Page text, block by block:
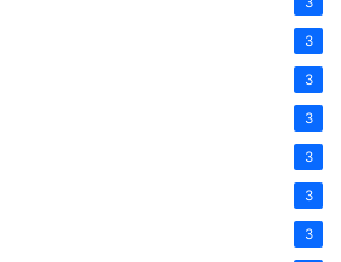
3
3
3
3
3
3